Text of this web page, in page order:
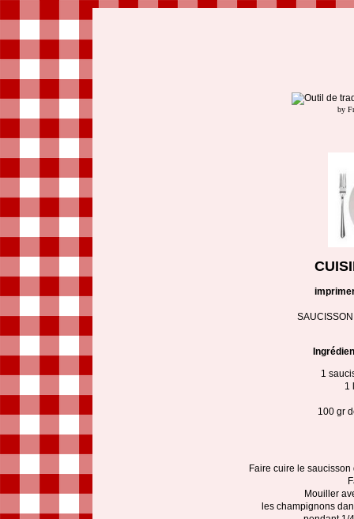
by
1
1
100 gr
Faire cuire le
Mouiller
les champignons